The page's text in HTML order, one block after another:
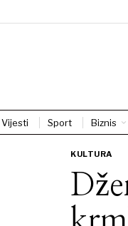
Vijesti Sport Biznis
KULTURA